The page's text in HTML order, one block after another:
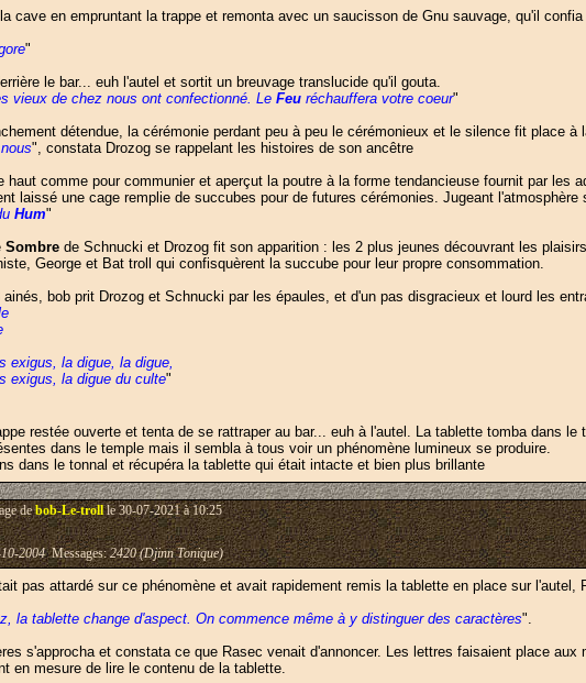
cave en empruntant la trappe et remonta avec un saucisson de Gnu sauvage, qu'il
"
le bar... euh l'autel et sortit un breuvage translucide qu'il gouta.
vieux de chez nous ont confectionné. Le Feu réchauffera votre coeur"
détendue, la cérémonie perdant peu à peu le cérémonieux et le silence fit place
", constata Drozog se rappelant les histoires de son ancêtre
haut comme pour communier et aperçut la poutre à la forme tendancieuse fournit par les
laissé une cage remplie de succubes pour de futures cérémonies. Jugeant
Hum"
Sombre de Schnucki et Drozog fit son apparition : les 2 plus jeunes découvrant les
George et Bat troll qui confisquèrent la succube pour leur propre consommation.
bob prit Drozog et Schnucki par les épaules, et d'un pas disgracieux et lourd les
exigus, la digue, la digue,
exigus, la digue du culte"
restée ouverte et tenta de se rattraper au bar... euh à l'autel. La tablette tomba dans
dans le temple mais il sembla à tous voir un phénomène lumineux se produire.
dans le tonnal et récupéra la tablette qui était intacte et bien plus brillante
debob-Le-trollle 30-07-2021 à 10:25
2004Messages:2420 (Djinn Tonique)
pas attardé sur ce phénomène et avait rapidement remis la tablette en place sur
la tablette change d'aspect. On commence même à y distinguer des caractères".
s'approcha et constata ce que Rasec venait d'annoncer. Les lettres faisaient place
en mesure de lire le contenu de la tablette.